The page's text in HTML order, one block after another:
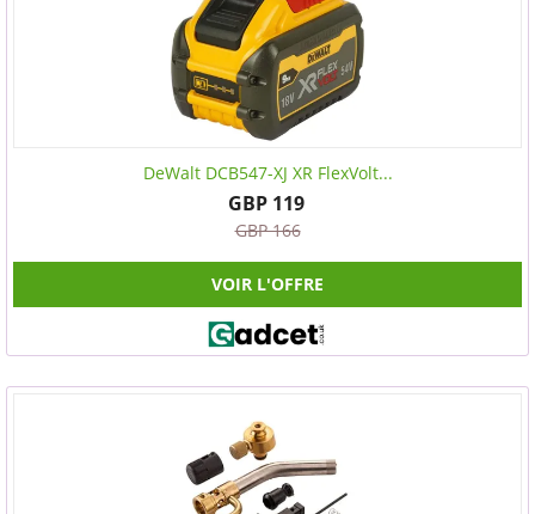
DeWalt DCB547-XJ XR FlexVolt...
GBP 119
GBP 166
VOIR L'OFFRE